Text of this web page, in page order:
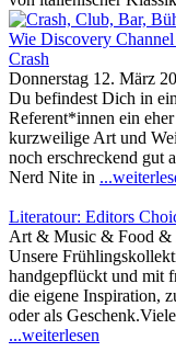
Wie Discovery
Crash
Donnerstag 12. März
Du befindest Dich in
Referent*innen ein
kurzweilige Art und
noch erschreckend gut
Nerd Nite in
Literatour: Editors
Art & Music & Food &
Unsere
handgepflückt und mit
die eigene Inspiration,
oder als
...weiterlesen